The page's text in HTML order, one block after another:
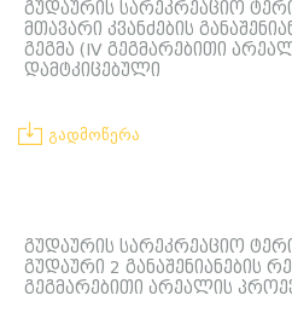
გუდაურის სარეკრეაციო
მთავარი კვანძების
გეგმა (IV გეგმარებითი
დამტკიცებული
გადმოწერა
გუდაურის სარეკრეაციო
გუდაური 2 განაშენიანების
გეგმარებითი არეალის